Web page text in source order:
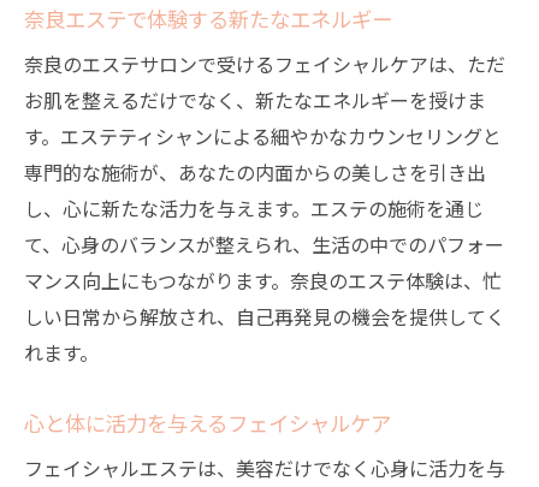
奈良エステで体験する新たなエネルギー
奈良のエステサロンで受けるフェイシャルケアは、ただ
お肌を整えるだけでなく、新たなエネルギーを授けま
す。エステティシャンによる細やかなカウンセリングと
専門的な施術が、あなたの内面からの美しさを引き出
し、心に新たな活力を与えます。エステの施術を通じ
て、心身のバランスが整えられ、生活の中でのパフォー
マンス向上にもつながります。奈良のエステ体験は、忙
しい日常から解放され、自己再発見の機会を提供してく
れます。
心と体に活力を与えるフェイシャルケア
フェイシャルエステは、美容だけでなく心身に活力を与